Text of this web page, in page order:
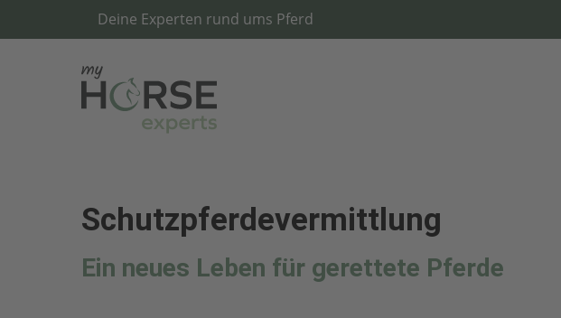
Deine Experten rund ums Pferd
Schutzpferdevermittlung
Ein neues Leben für gerettete Pferde